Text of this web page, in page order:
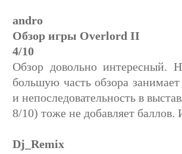
andro
Обзор игры Overlord II
4/10
Обзор довольно
большую часть обзора
и непоследовательность в
8/10) тоже не добавляет
Dj_Remix